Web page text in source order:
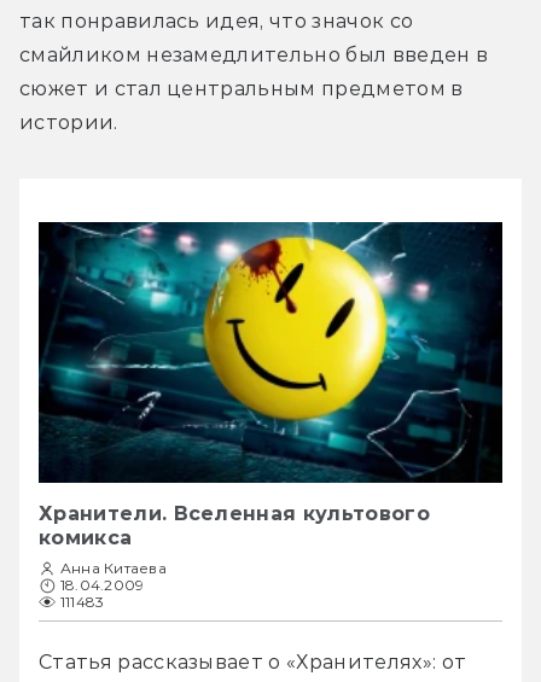
так понравилась идея, что значок со
смайликом незамедлительно был введен в
сюжет и стал центральным предметом в
истории.
Хранители. Вселенная культового
комикса
Анна Китаева
18.04.2009
111483
Статья рассказывает о «Хранителях»: от